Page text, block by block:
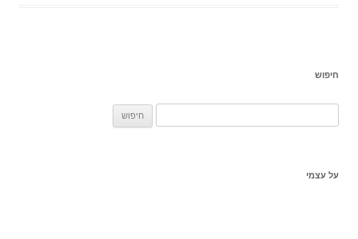
חיפוש
על עצמי